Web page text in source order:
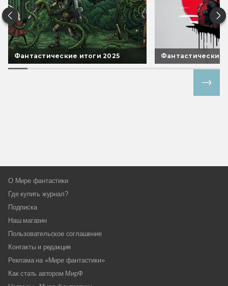
Фантастические итоги 2025 Фантастические
О Мире фантастики
Где купить журнал?
Подписка
Наш магазин
Пользовательское соглашение
Контакты и редакция
Реклама на «Мире фантастики»
Как стать автором МирФ